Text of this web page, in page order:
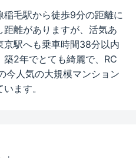
稲毛駅から徒歩9分の距離に
離がありますが、活気あ
駅へも乗車時間38分以内
2年でとても綺麗で、RC
今人気の大規模マンション
ます。